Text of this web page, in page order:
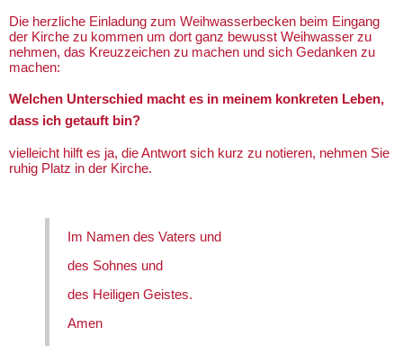
Die herzliche Einladung zum Weihwasserbecken beim Eingang
der Kirche zu kommen um dort ganz bewusst Weihwasser zu
nehmen, das Kreuzzeichen zu machen und sich Gedanken zu
machen:
Welchen Unterschied macht es in meinem konkreten Leben,
dass ich getauft bin?
vielleicht hilft es ja, die Antwort sich kurz zu notieren, nehmen Sie
ruhig Platz in der Kirche.
Im Namen des Vaters und
des Sohnes und
des Heiligen Geistes.
Amen